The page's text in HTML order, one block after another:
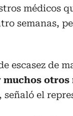
médicos
semanas,
escasez de
otros
el